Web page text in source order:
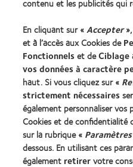
Technologie des
Trouver un specialiste
Lentilles de contact et
Nouveau porteur
Porteur de longue date
contenu et les publicités qui
En cliquant sur «Accepter
et à l’accès aux Cookies de
Fonctionnelset deCiblage
vos données à caractère
haut. Si vous cliquez sur «
strictement nécessaires
également personnaliser vos
Cookies et de confidentialité
sur la rubrique «
dessous. En utilisant ces
également retirervotre